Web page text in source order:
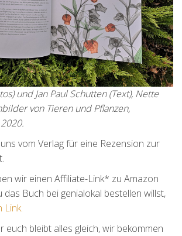
und Jan Paul Schutten (Text), Nette
von Tieren und Pflanzen,
vom Verlag für eine Rezension zur
wir einen Affiliate-Link* zu Amazon
das Buch bei genialokal bestellen willst,
Link.
euch bleibt alles gleich, wir bekommen